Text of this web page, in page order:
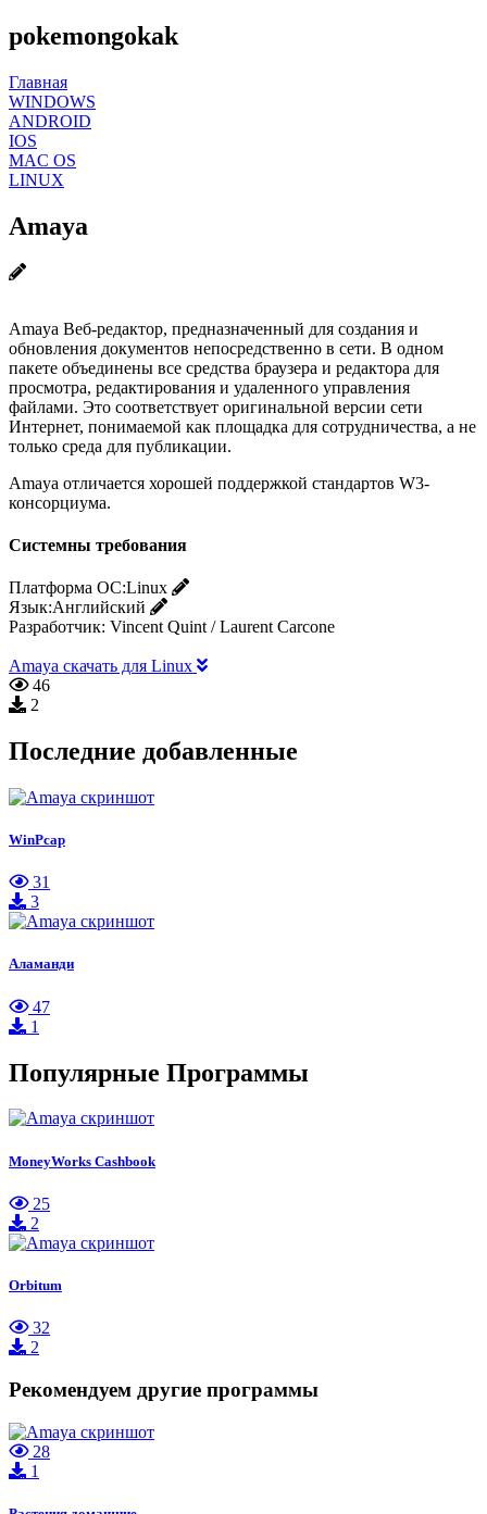
pokemongokak
Главная
WINDOWS
ANDROID
IOS
MAC OS
LINUX
Amaya
Amaya Веб-редактор, предназначенный для создания и
обновления документов непосредственно в сети. В одном
пакете объединены все средства браузера и редактора для
просмотра, редактирования и удаленного управления
файлами. Это соответствует оригинальной версии сети
Интернет, понимаемой как площадка для сотрудничества, а не
только среда для публикации.
Amaya отличается хорошей поддержкой стандартов W3-
консорциума.
Системны требования
Платформа ОС:Linux
Язык:Английский
Разработчик: Vincent Quint / Laurent Carcone
Amaya скачать для Linux
46
2
Последние добавленные
WinPcap
31
3
Аламанди
47
1
Популярные Программы
MoneyWorks Cashbook
25
2
Orbitum
32
2
Рекомендуем другие программы
28
1